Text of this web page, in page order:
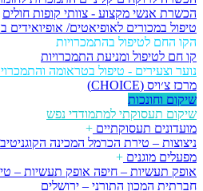
הכשרת אנשי מקצוע - צוותי קופות חולים
טיפול במכורים לאופיאטים/ אופיואידים
הקו החם לטיפול בהתמכרויות
קו חם לטיפול ומניעת התמכרויות
נוער וצעירים - טיפול בטראומה
מרכז צ׳ויס (CHOICE)
שיקום וחונכות
שיקום תעסוקתי למתמודדי נפש
מועדונים תעסוקתיים +
ניצוצות – טירת הכרמל המכינה
מפעלים מוגנים +
אופק תעשיות – חיפה אופק תעשיות –
חברתית המכון התורני – ירושלים